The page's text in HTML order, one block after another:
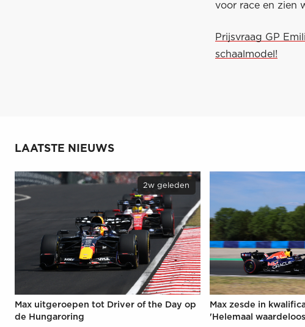
voor race en zien
Prijsvraag GP
schaalmodel!
LAATSTE NIEUWS
2w geleden
Max uitgeroepen tot Driver of the Day op
de Hungaroring
Max zesde in
'Helemaal